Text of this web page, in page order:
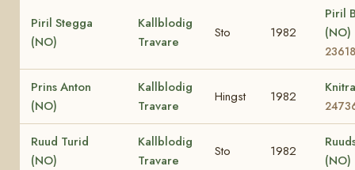
Piril Stegga
(NO)
Kallblodig
Travare
Sto 1982
Piril
(NO)
23618
Prins Anton
(NO)
Kallblodig
Travare
Hingst 1982
Ruud Turid
(NO)
Kallblodig
Travare
Sto 1982
(NO)